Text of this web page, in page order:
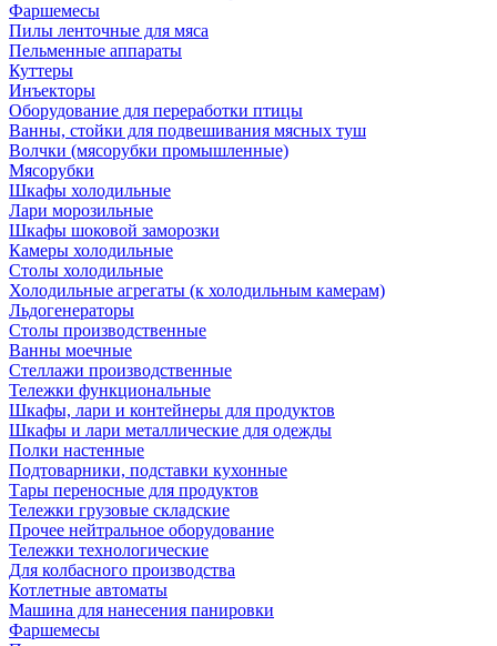
Фаршемесы
Пилы ленточные для мяса
Пельменные аппараты
Куттеры
Инъекторы
Оборудование для переработки птицы
Ванны, стойки для подвешивания мясных туш
Волчки (мясорубки промышленные)
Мясорубки
Шкафы холодильные
Лари морозильные
Шкафы шоковой заморозки
Камеры холодильные
Столы холодильные
Холодильные агрегаты (к холодильным камерам)
Льдогенераторы
Столы производственные
Ванны моечные
Стеллажи производственные
Тележки функциональные
Шкафы, лари и контейнеры для продуктов
Шкафы и лари металлические для одежды
Полки настенные
Подтоварники, подставки кухонные
Тары переносные для продуктов
Тележки грузовые складские
Прочее нейтральное оборудование
Тележки технологические
Для колбасного производства
Котлетные автоматы
Машина для нанесения панировки
Фаршемесы